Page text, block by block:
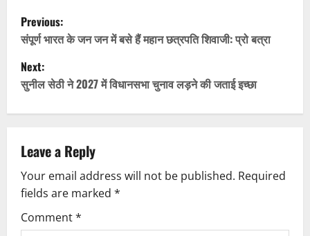
P
o
s
a
v
i
Previous:
संपूर्ण भारत के जन जन में बसे हैं महान छत्रपति शिवाजी: प्रो बत्रा
Next:
सुनील सेठी ने 2027 में विधानसभा चुनाव लड़ने की जताई इच्छा
Leave a Reply
Your email address will not be published. Required
fields are marked *
Comment*